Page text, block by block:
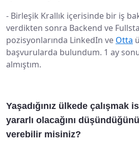
- Birleşik Krallık içerisinde bir iş
verdikten sonra Backend ve
pozisyonlarında LinkedIn ve Otta
başvurularda bulundum. 1 ay
almıştım.
Yaşadığınız ülkede çalışmak
yararlı olacağını
verebilir misiniz?